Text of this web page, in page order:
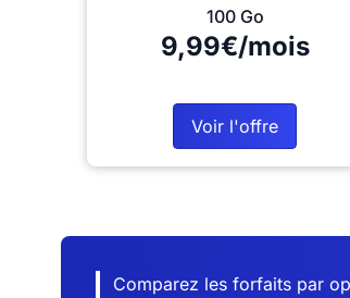
100 Go
9,99€/mois
Voir l'offre
Comparez les forfaits par